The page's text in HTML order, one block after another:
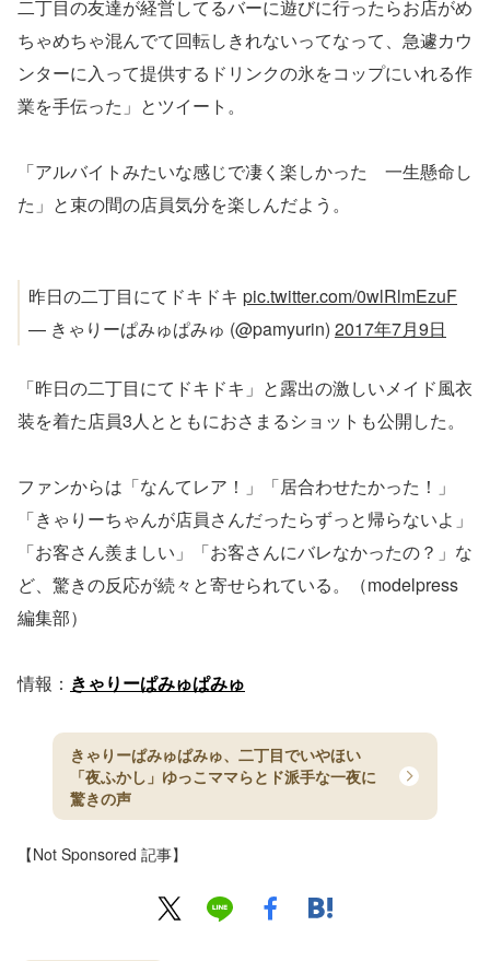
二丁目の友達が経営してるバーに遊びに行ったらお店がめ
ちゃめちゃ混んでて回転しきれないってなって、急遽カウ
ンターに入って提供するドリンクの氷をコップにいれる作
業を手伝った」とツイート。
「アルバイトみたいな感じで凄く楽しかった 一生懸命し
た」と束の間の店員気分を楽しんだよう。
昨日の二丁目にてドキドキ pic.twitter.com/0wlRlmEzuF
— きゃりーぱみゅぱみゅ (@pamyurin) 2017年7月9日
「昨日の二丁目にてドキドキ」と露出の激しいメイド風衣
装を着た店員3人とともにおさまるショットも公開した。
ファンからは「なんてレア！」「居合わせたかった！」
「きゃりーちゃんが店員さんだったらずっと帰らないよ」
「お客さん羨ましい」「お客さんにバレなかったの？」な
ど、驚きの反応が続々と寄せられている。（modelpress
編集部）
情報： きゃりーぱみゅぱみゅ
きゃりーぱみゅぱみゅ、二丁目でいやほい
「夜ふかし」ゆっこママらとド派手な一夜に
驚きの声
【Not Sponsored 記事】